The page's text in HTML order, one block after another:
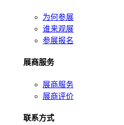
为何参展
谁来观展
参展报名
展商服务
展商服务
展商评价
联系方式